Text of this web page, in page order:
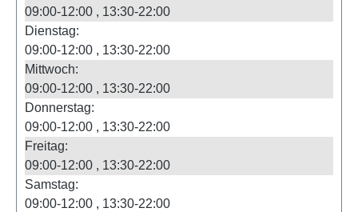
09:00-12:00
13:30-22:00
Dienstag:
09:00-12:00
13:30-22:00
Mittwoch:
09:00-12:00
13:30-22:00
Donnerstag:
09:00-12:00
13:30-22:00
Freitag:
09:00-12:00
13:30-22:00
Samstag:
09:00-12:00
13:30-22:00